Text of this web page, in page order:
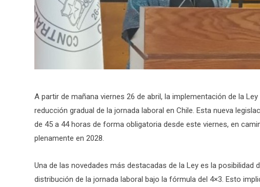
A partir de mañana viernes 26 de abril, la implementación de la
reducción gradual de la jornada laboral en Chile. Esta nueva
de 45 a 44 horas de forma obligatoria desde este viernes, en
plenamente en 2028.
Una de las novedades más destacadas de la Ley es la posibilidad
distribución de la jornada laboral bajo la fórmula del 4×3. Esto